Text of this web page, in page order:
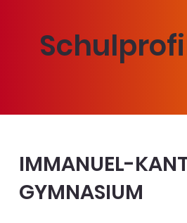
IMMANUEL-
GYMNASIUM